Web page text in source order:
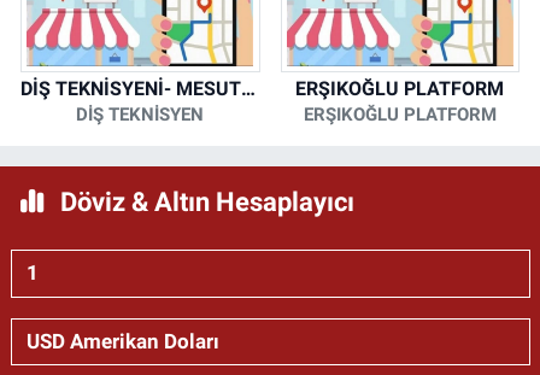
DİŞ TEKNİSYENİ- MESUT KORKMAZ
DİŞ TEKNİSYEN
ERŞIKOĞLU PLATFORM
ERŞIKOĞLU PLATFORM
Döviz & Altın Hesaplayıcı